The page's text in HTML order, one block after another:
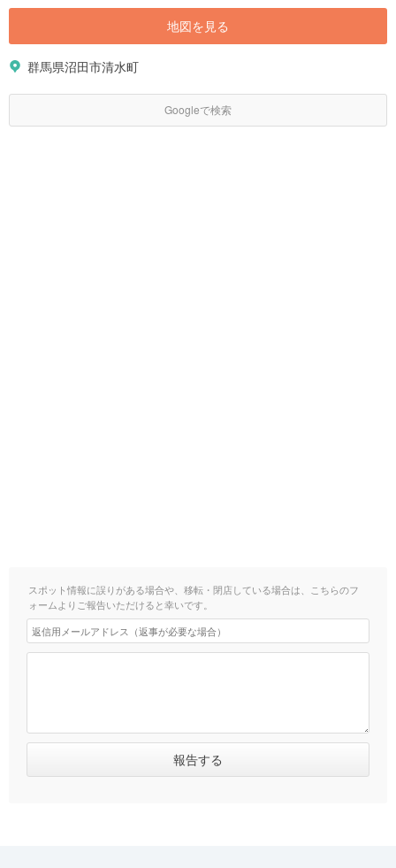
地図を見る
群馬県沼田市清水町
Googleで検索
スポット情報に誤りがある場合や、移転・閉店している場合は、こちらのフ
ォームよりご報告いただけると幸いです。